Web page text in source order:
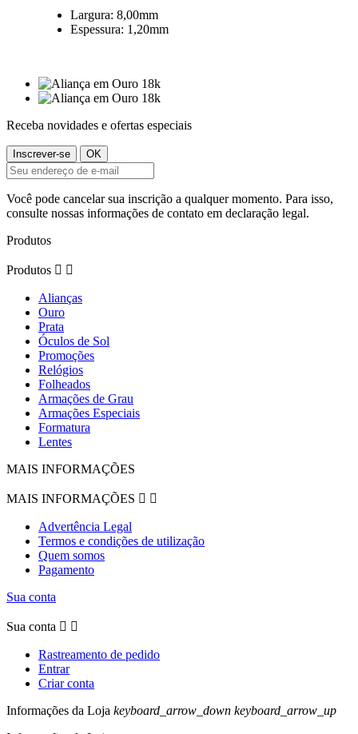
Largura: 8,00mm
Espessura: 1,20mm
Receba novidades e ofertas especiais
Você pode cancelar sua inscrição a qualquer momento. Para isso,
consulte nossas informações de contato em declaração legal.
Produtos
Produtos  
Alianças
Ouro
Prata
Óculos de Sol
Promoções
Relógios
Folheados
Armações de Grau
Armações Especiais
Formatura
Lentes
MAIS INFORMAÇÕES
MAIS INFORMAÇÕES  
Advertência Legal
Termos e condições de utilização
Quem somos
Pagamento
Sua conta
Sua conta  
Rastreamento de pedido
Entrar
Criar conta
Informações da Loja keyboard_arrow_down keyboard_arrow_up